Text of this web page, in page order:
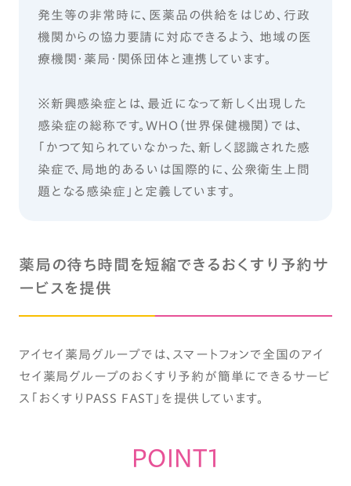
発生等の非常時に、医薬品の供給をはじめ、行政
機関からの協力要請に対応できるよう、 地域の医
療機関・薬局・関係団体と連携しています。
※新興感染症とは、最近になって新しく出現した
感染症の総称です。WHO（世界保健機関）では、
「かつて知られていなかった、新しく認識された感
染症で、局地的あるいは国際的に、公衆衛生上問
題となる感染症」と定義しています。
薬局の待ち時間を短縮できるおくすり予約サ
ービスを提供
アイセイ薬局グループでは、スマートフォンで全国のアイ
セイ薬局グループのおくすり予約が簡単にできるサービ
ス「おくすりPASS FAST」を提供しています。
POINT1